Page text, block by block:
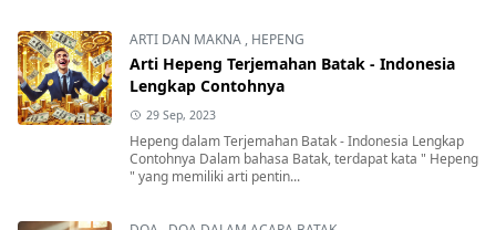
ARTI DAN MAKNA , HEPENG
Arti Hepeng Terjemahan Batak - Indonesia
Lengkap Contohnya
29 Sep, 2023
Hepeng dalam Terjemahan Batak - Indonesia Lengkap
Contohnya Dalam bahasa Batak, terdapat kata " Hepeng
" yang memiliki arti pentin...